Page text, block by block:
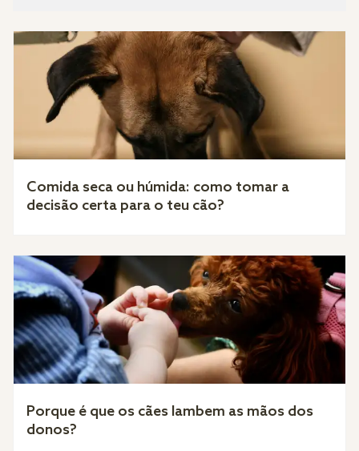
Comida seca ou húmida: como tomar a
decisão certa para o teu cão?
Porque é que os cães lambem as mãos dos
donos?